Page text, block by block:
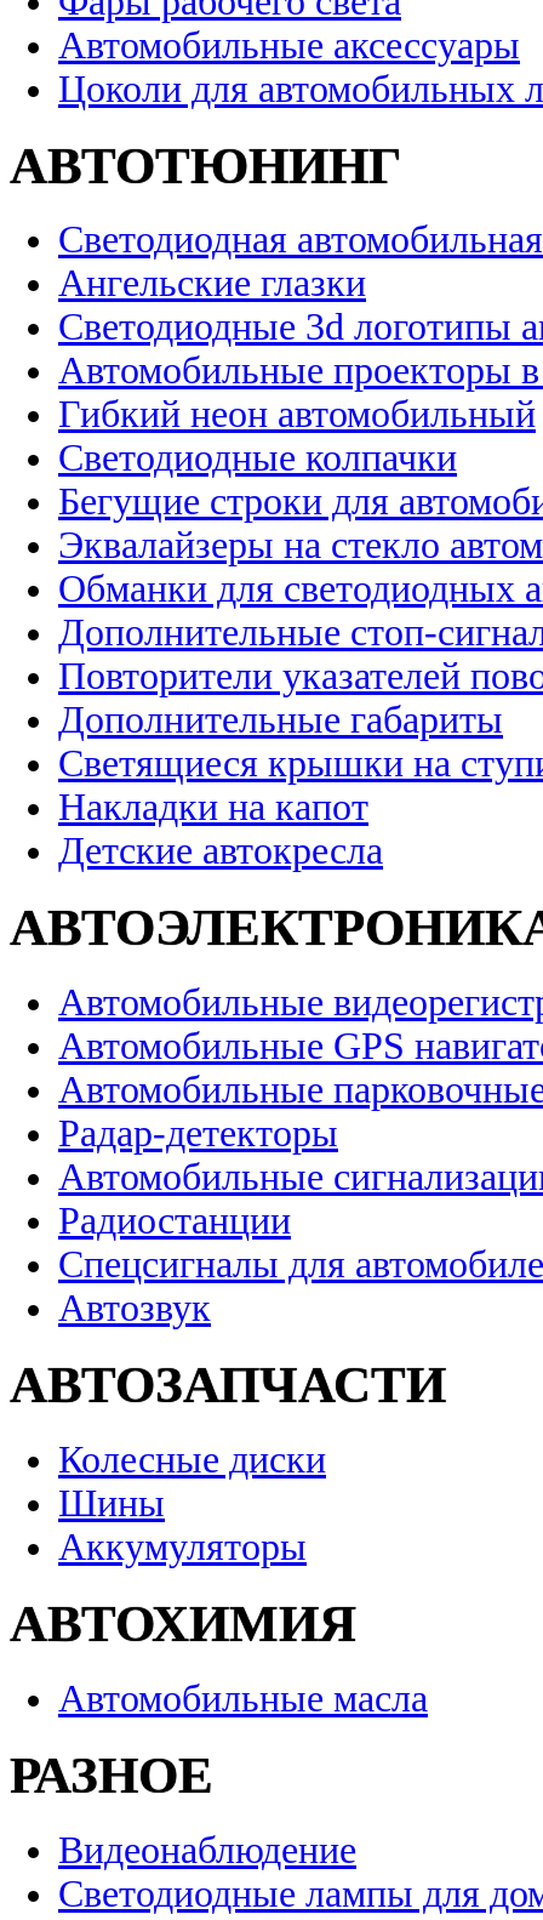
Автомобильные аксессуары
Цоколи для автомобильных
АВТОТЮНИНГ
Светодиодная
Ангельские глазки
Светодиодные 3d логотипы
Автомобильные проекторы
Гибкий неон автомобильный
Светодиодные колпачки
Бегущие строки для
Эквалайзеры на стекло
Обманки для светодиодных
Дополнительные стоп-
Повторители указателей
Дополнительные габариты
Светящиеся крышки на
Накладки на капот
Детские автокресла
Автомобильные
Автомобильные GPS
Автомобильные
Радар-детекторы
Автомобильные
Радиостанции
Спецсигналы для
Автозвук
АВТОЗАПЧАСТИ
Колесные диски
Шины
Аккумуляторы
АВТОХИМИЯ
Автомобильные масла
РАЗНОЕ
Видеонаблюдение
Светодиодные лампы для